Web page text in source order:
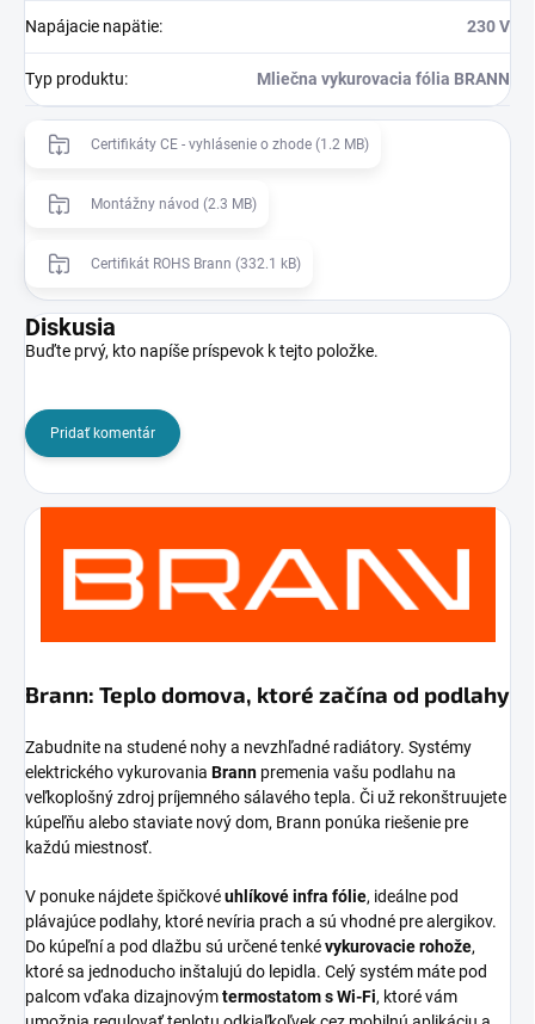
Napájacie napätie: 230 V
Typ produktu: Mliečna vykurovacia fólia BRANN
Certifikáty CE - vyhlásenie o zhode (1.2 MB)
Montážny návod (2.3 MB)
Certifikát ROHS Brann (332.1 kB)
Diskusia
Buďte prvý, kto napíše príspevok k tejto položke.
Pridať komentár
Brann: Teplo domova, ktoré začína od podlahy
Zabudnite na studené nohy a nevzhľadné radiátory. Systémy
elektrického vykurovania Brann premenia vašu podlahu na
veľkoplošný zdroj príjemného sálavého tepla. Či už rekonštruujete
kúpeľňu alebo staviate nový dom, Brann ponúka riešenie pre
každú miestnosť.
V ponuke nájdete špičkovéuhlíkové infra fólie, ideálne pod
plávajúce podlahy, ktoré nevíria prach a sú vhodné pre alergikov.
Do kúpeľní a pod dlažbu sú určené tenkévykurovacie rohože,
ktoré sa jednoducho inštalujú do lepidla. Celý systém máte pod
palcom vďaka dizajnovýmtermostatom s Wi-Fi, ktoré vám